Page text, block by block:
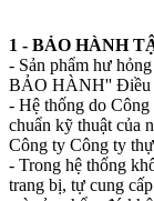
1 - BẢO HÀNH
- Sản phẩm hư
BẢO HÀNH'' Điều
- Hệ thống do Công
chuẩn kỹ thuật của
Công ty Công ty
- Trong hệ thống
trang bị, tự cung